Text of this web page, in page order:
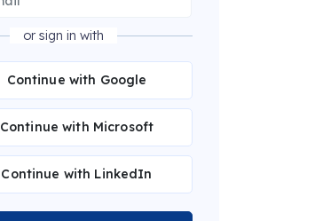
or sign in with
Continue with Google
Continue with Microsoft
Continue with LinkedIn